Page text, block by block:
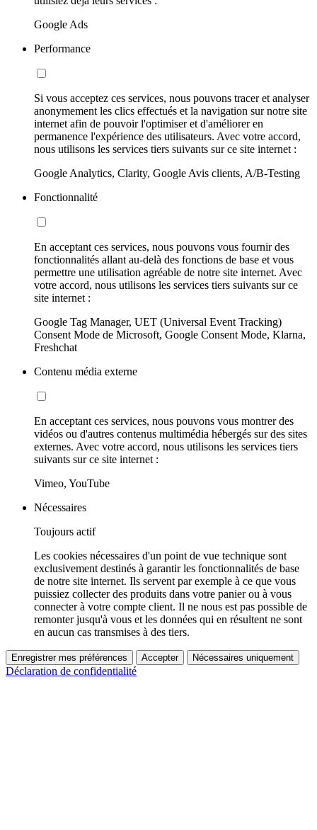
Google Ads
Performance
Si vous acceptez ces services, nous pouvons tracer et analyser
anonymement les clics effectués et la navigation sur notre site
internet afin de pouvoir l'optimiser et d'améliorer en
permanence l'expérience des utilisateurs. Avec votre accord,
nous utilisons les services tiers suivants sur ce site internet :
Google Analytics, Clarity, Google Avis clients, A/B-Testing
Fonctionnalité
En acceptant ces services, nous pouvons vous fournir des
fonctionnalités allant au-delà des fonctions de base et vous
permettre une utilisation agréable de notre site internet. Avec
votre accord, nous utilisons les services tiers suivants sur ce
site internet :
Google Tag Manager, UET (Universal Event Tracking)
Consent Mode de Microsoft, Google Consent Mode, Klarna,
Freshchat
Contenu média externe
En acceptant ces services, nous pouvons vous montrer des
vidéos ou d'autres contenus multimédia hébergés sur des sites
externes. Avec votre accord, nous utilisons les services tiers
suivants sur ce site internet :
Vimeo, YouTube
Nécessaires
Toujours actif
Les cookies nécessaires d'un point de vue technique sont
exclusivement destinés à garantir les fonctionnalités de base
de notre site internet. Ils servent par exemple à ce que vous
puissiez collecter des produits dans votre panier ou à vous
connecter à votre compte client. Il ne nous est pas possible de
remonter jusqu'à vous et les données qui en résultent ne sont
en aucun cas transmises à des tiers.
Enregistrer mes préférences Accepter Nécessaires uniquement
Déclaration de confidentialité